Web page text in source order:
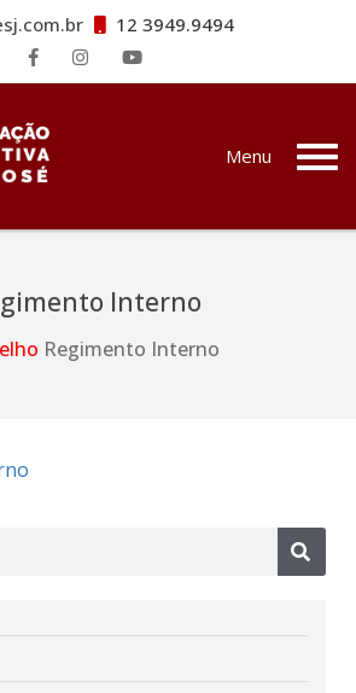
12 3949.9494
Menu
Interno
Regimento Interno